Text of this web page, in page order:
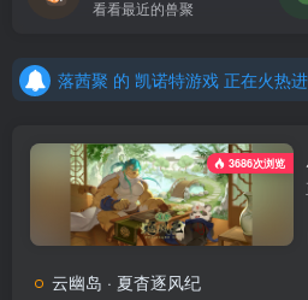
看看最近的兽聚
落茜聚 的 凯诺特游戏 正在火热进
黔兽聚 的 兽影秘信 还有 6 天开
黔兽聚 的 兽影密信 还有 6 天开
绒兽汇 的 荒野大劫案 还有 6 天
GetFurry 的 夏野逐风 还有 6 天开
3686次浏览
云幽岛 · 夏杳逐风纪